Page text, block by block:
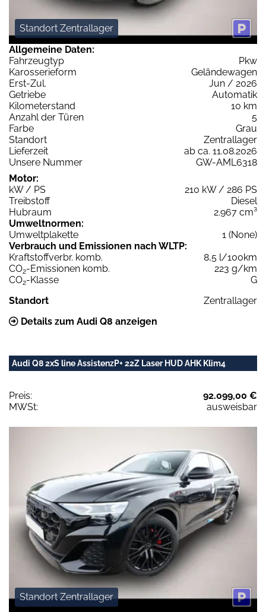
Standort Zentrallager
Allgemeine Daten:
Fahrzeugtyp
Pkw
Karosserieform
Geländewagen
Erst-Zul.
Jun / 2026
Getriebe
Automatik
Kilometerstand
10 km
Anzahl der Türen
5
Farbe
Grau
Standort
Zentrallager
Lieferzeit
ab ca. 11.08.2026
Unsere Nummer
GW-AML6318
Motor:
kW / PS
210 kW / 286 PS
Treibstoff
Diesel
Hubraum
2.967 cm³
Umweltnormen:
Umweltplakette
1 (None)
Verbrauch und Emissionen nach WLTP:
Kraftstoffverbr. komb.
8,5 l/100km
CO2-Emissionen komb.
223 g/km
CO2-Klasse
G
Standort
Zentrallager
Details zum Audi Q8 anzeigen
Audi Q8 2xS line AssistenzP+ 22Z Laser HUD AHK Klim4
Preis:
92.099,00 €
MWSt:
ausweisbar
Standort Zentrallager